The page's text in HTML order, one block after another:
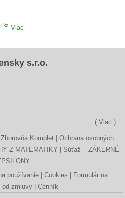
Viac
s.r.o.
( Viac )
Komplet
Ochrana osobných
Z MATEMATIKY
Súťaž – ZÁKERNÉ
používanie Cookies
Formulár na
od zmluvy
Cenník